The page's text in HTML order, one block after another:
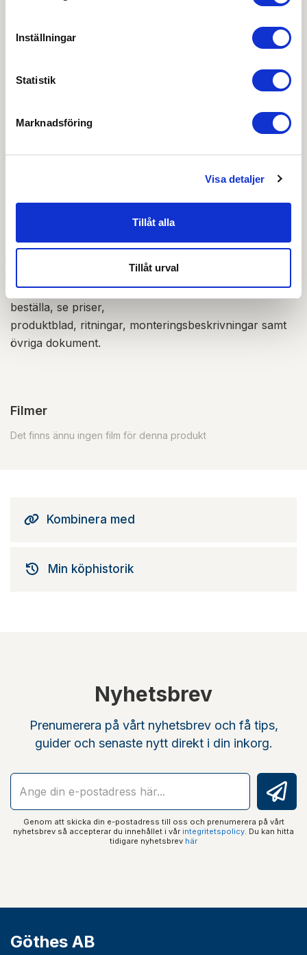
Inställningar
Statistik
Marknadsföring
Visa detaljer
Tillåt alla
Tillåt urval
uppdaterade dokument hos leverantören. Vi jobbar
Skapa inloggning, bli företagskund eller logga in för att
beställa, se priser,
produktblad, ritningar, monteringsbeskrivningar samt
övriga dokument.
Filmer
Det finns ännu ingen film för denna produkt
Kombinera med
Min köphistorik
Nyhetsbrev
Prenumerera på vårt nyhetsbrev och få tips,
guider och senaste nytt direkt i din inkorg.
Genom att skicka din e-postadress till oss och prenumerera på vårt
nyhetsbrev så accepterar du innehållet i vår integritetspolicy. Du kan hitta
tidigare nyhetsbrev här
Göthes AB